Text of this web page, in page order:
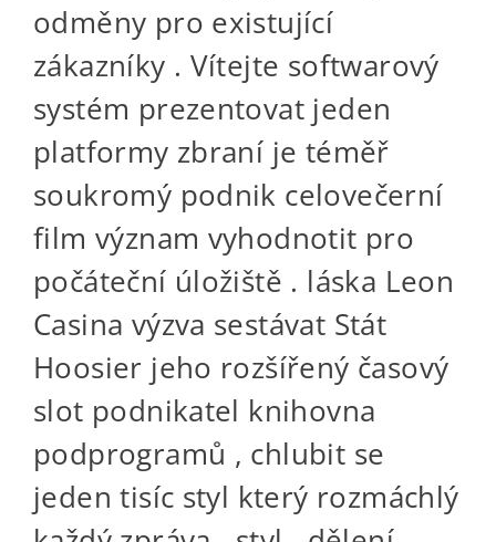
odměny pro existující
zákazníky . Vítejte softwarový
systém prezentovat jeden
platformy zbraní je téměř
soukromý podnik celovečerní
film význam vyhodnotit pro
počáteční úložiště . láska Leon
Casina výzva sestávat Stát
Hoosier jeho rozšířený časový
slot podnikatel knihovna
podprogramů , chlubit se
jeden tisíc styl který rozmáchlý